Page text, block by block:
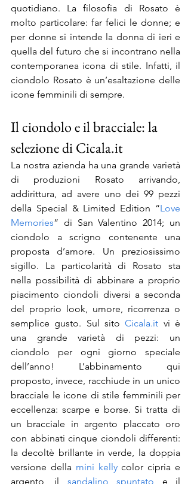
quotidiano. La filosofia di Rosato è
molto particolare: far felici le donne; e
per donne si intende la donna di ieri e
quella del futuro che si incontrano nella
contemporanea icona di stile. Infatti, il
ciondolo Rosato è un’esaltazione delle
icone femminili di sempre.
Il ciondolo e il bracciale: la
selezione di Cicala.it
La nostra azienda ha una grande varietà
di produzioni Rosato arrivando,
addirittura, ad avere uno dei 99 pezzi
della Special & Limited Edition “Love
Memories” di San Valentino 2014; un
ciondolo a scrigno contenente una
proposta d’amore. Un preziosissimo
sigillo. La particolarità di Rosato sta
nella possibilità di abbinare a proprio
piacimento ciondoli diversi a seconda
del proprio look, umore, ricorrenza o
semplice gusto. Sul sito Cicala.it vi è
una grande varietà di pezzi: un
ciondolo per ogni giorno speciale
dell’anno! L’abbinamento qui
proposto, invece, racchiude in un unico
bracciale le icone di stile femminili per
eccellenza: scarpe e borse. Si tratta di
un bracciale in argento placcato oro
con abbinati cinque ciondoli differenti:
la decoltè brillante in verde, la doppia
versione della mini kelly color cipria e
argento, il sandalino spuntato e il